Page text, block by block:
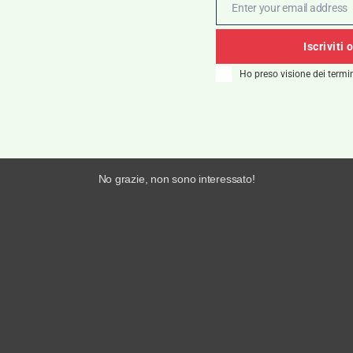
Email
Enter your email address
Iscriviti
Ho preso visione dei
No grazie, non sono interessato!